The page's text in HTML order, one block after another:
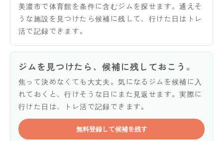
美濃市で体育館を条件に含むジムを探せます。通えそ
うな施設を見つけたら候補に残して、行けた日はトレ
活で記録できます。
ジムを見つけたら、候補に残しておこう。
焦って決めなくても大丈夫。気になるジムを候補に入
れておくと、行けそうな日にまた見返せます。実際に
行けた日は、トレ活で記録できます。
無料登録して候補を残す